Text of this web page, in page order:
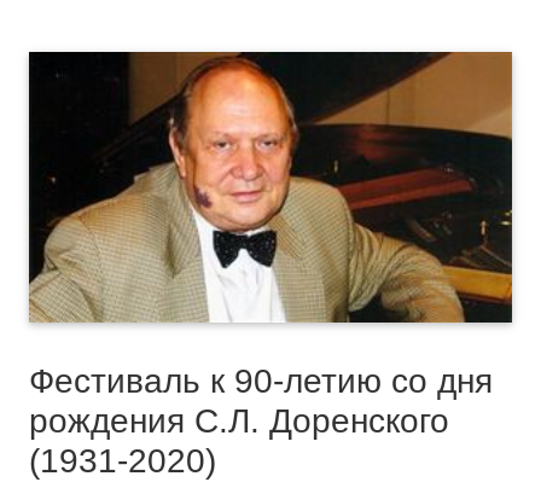
Фестиваль к 90-летию со дня
рождения С.Л. Доренского
(1931-2020)